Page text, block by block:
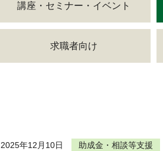
講座・セミナー・イベント
求職者向け
2025年12月10日 助成金・相談等支援